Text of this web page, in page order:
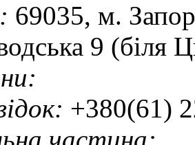
69035, м.
9 (біля
+380(61)